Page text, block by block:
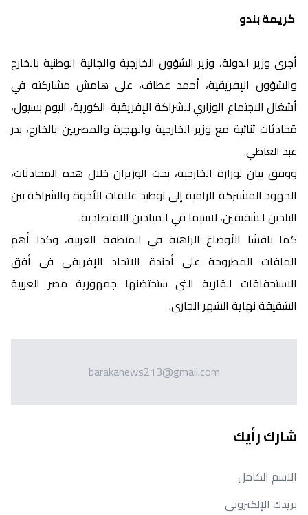
كريمة بندو
أجرى وزير الدولة، وزير الشؤون الخارجية والجالية الوطنية بالخارج
والشؤون الإفريقية، أحمد عطاف، على هامش مشاركته في
أشغال الاجتماع الوزاري للشراكة الإفريقية-الكورية، اليوم بسيول،
مُحادثات ثنائية مع وزير الخارجية والهجرة والمصريين بالخارج، بدر
عبد العاطي.
ووفق بيان لوزارة الخارجية، بحث الوزيران خلال هذه المحادثات،
الجهود المشتركة الرامية إلى توطيد علاقات الأخوة والشراكة بين
البلدين الشقيقين، لاسيما في الميادين الاقتصادية.
كما ناقشا الأوضاع الراهنة في المنطقة العربية، وكذا أهم
الملفات المطروحة على أجندة الاتحاد الإفريقي في أفق
الاستحقاقات القارية التي ستحتضنها جمهورية مصر العربية
الشقيقة نهاية الشهر الجاري.
barakanews213@gmail.com
شارك رأيك